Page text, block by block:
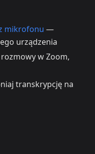
mikrofonu —
urządzenia
w Zoom,
transkrypcję na